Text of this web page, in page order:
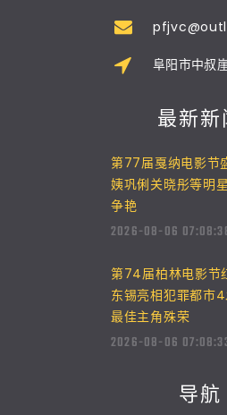
阜阳市中叔
最新新
第77届戛纳电影节
姨巩俐关晓彤等明
争艳
2026-08-06
第74届柏林电影节
东锡亮相犯罪都市
最佳主角殊荣
2026-08-06
导航